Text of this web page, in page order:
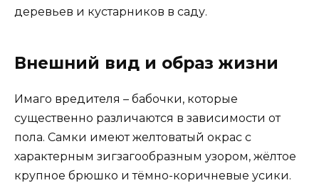
деревьев и кустарников в саду.
Внешний вид и образ жизни
Имаго вредителя – бабочки, которые
существенно различаются в зависимости от
пола. Самки имеют желтоватый окрас с
характерным зигзагообразным узором, жёлтое
крупное брюшко и тёмно-коричневые усики.